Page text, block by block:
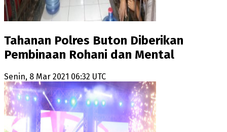
Tahanan Polres Buton Diberikan
Pembinaan Rohani dan Mental
Senin, 8 Mar 2021 06:32 UTC